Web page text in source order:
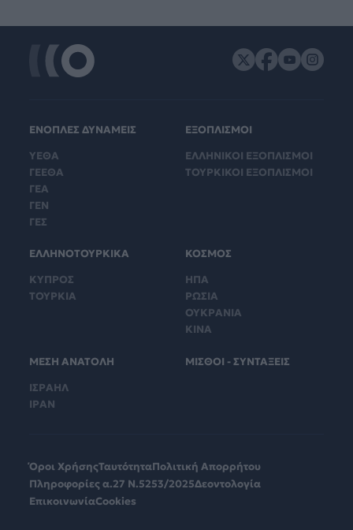
ΕΝΟΠΛΕΣ ΔΥΝΑΜΕΙΣ
ΥΕΘΑ
ΓΕΕΘΑ
ΓΕΑ
ΓΕΝ
ΓΕΣ
ΕΞΟΠΛΙΣΜΟΙ
ΕΛΛΗΝΙΚΟΙ ΕΞΟΠΛΙΣΜΟΙ
ΤΟΥΡΚΙΚΟΙ ΕΞΟΠΛΙΣΜΟΙ
ΕΛΛΗΝΟΤΟΥΡΚΙΚΑ
ΚΥΠΡΟΣ
ΤΟΥΡΚΙΑ
ΚΟΣΜΟΣ
ΗΠΑ
ΡΩΣΙΑ
ΟΥΚΡΑΝΙΑ
ΚΙΝΑ
ΜΕΣΗ ΑΝΑΤΟΛΗ
ΙΣΡΑΗΛ
ΙΡΑΝ
ΜΙΣΘΟΙ - ΣΥΝΤΑΞΕΙΣ
Όροι ΧρήσηςΤαυτότηταΠολιτική Απορρήτου
Πληροφορίες α.27 Ν.5253/2025Δεοντολογία
ΕπικοινωνίαCookies